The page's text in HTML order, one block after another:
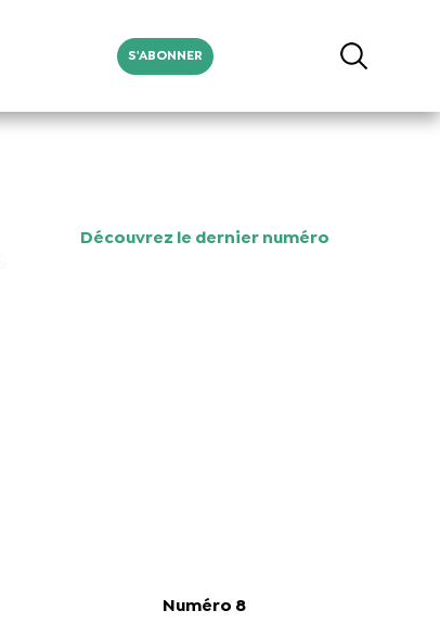
S'ABONNER
Découvrez le dernier numéro
Numéro 8